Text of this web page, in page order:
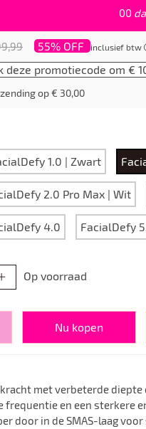
00
55% OFF inclusief btw
deze promotiecode om €
op € 30,00
1.0 | Zwart
2.0 Pro Max | Wit
4.0 FacialDefy
Op voorraad
Nu kopen
met verbeterde diepte
frequentie en een sterkere
door in de SMAS-laag